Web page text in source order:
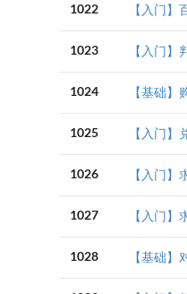
1022 【入门】
1023 【入门】
1024 【基础】
1025 【入门】
1026 【入门】
1027 【入门
1028 【基础